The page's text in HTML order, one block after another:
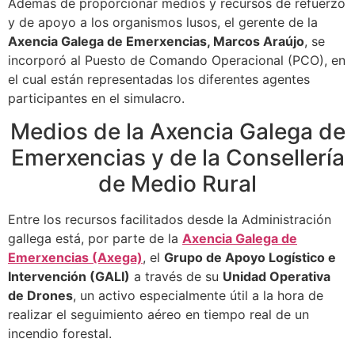
y de apoyo a los organismos lusos, el gerente de la
Axencia Galega de Emerxencias, Marcos Araújo, se
incorporó al Puesto de Comando Operacional (PCO), en
el cual están representadas los diferentes agentes
participantes en el simulacro.
Medios de la Axencia Galega de
Emerxencias y de la Consellería
de Medio Rural
Entre los recursos facilitados desde la Administración
gallega está, por parte de la Axencia Galega de
Emerxencias (Axega), el Grupo de Apoyo Logístico e
Intervención (GALI) a través de su Unidad Operativa
de Drones, un activo especialmente útil a la hora de
realizar el seguimiento aéreo en tiempo real de un
incendio forestal.